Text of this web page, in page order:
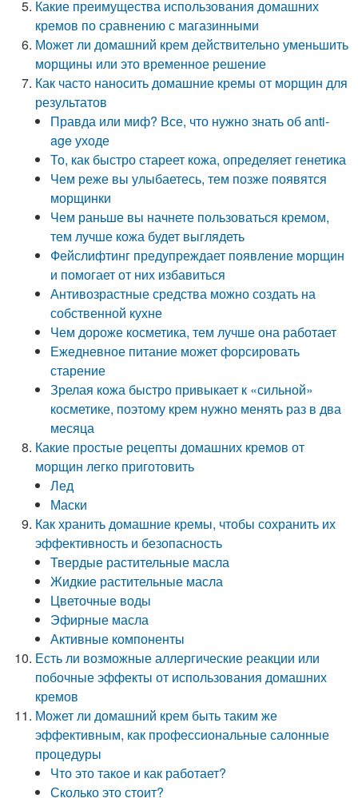
Какие преимущества использования домашних
кремов по сравнению с магазинными
Может ли домашний крем действительно уменьшить
морщины или это временное решение
Как часто наносить домашние кремы от морщин для
результатов
Правда или миф? Все, что нужно знать об anti-
age уходе
То, как быстро стареет кожа, определяет генетика
Чем реже вы улыбаетесь, тем позже появятся
морщинки
Чем раньше вы начнете пользоваться кремом,
тем лучше кожа будет выглядеть
Фейслифтинг предупреждает появление морщин
и помогает от них избавиться
Антивозрастные средства можно создать на
собственной кухне
Чем дороже косметика, тем лучше она работает
Ежедневное питание может форсировать
старение
Зрелая кожа быстро привыкает к «сильной»
косметике, поэтому крем нужно менять раз в два
месяца
Какие простые рецепты домашних кремов от
морщин легко приготовить
Лед
Маски
Как хранить домашние кремы, чтобы сохранить их
эффективность и безопасность
Твердые растительные масла
Жидкие растительные масла
Цветочные воды
Эфирные масла
Активные компоненты
Есть ли возможные аллергические реакции или
побочные эффекты от использования домашних
кремов
Может ли домашний крем быть таким же
эффективным, как профессиональные салонные
процедуры
Что это такое и как работает?
Сколько это стоит?